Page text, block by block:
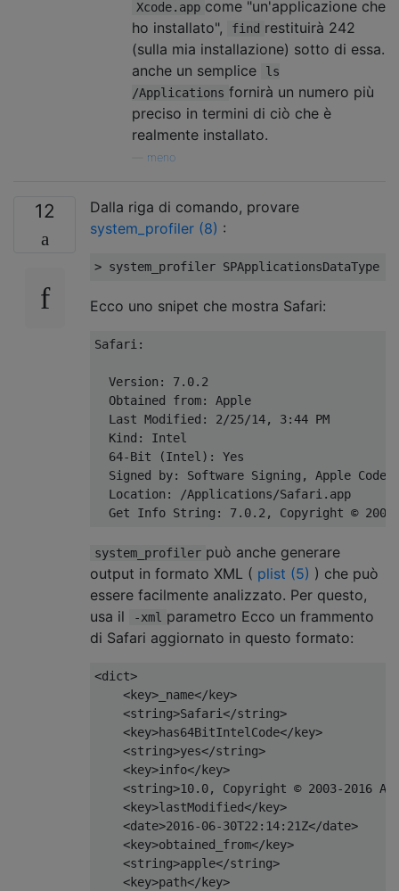
Xcode.app come "un'applicazione che
ho installato",
find restituirà 242
(sulla mia installazione) sotto di essa.
anche un semplice
ls
/Applications fornirà un numero più
preciso in termini di ciò che è
realmente installato.
meno
12
Dalla riga di comando, provare
system_profiler (8) :
Ecco uno snipet che mostra Safari:
Safari:
  Version: 7.0.2
  Obtained from: Apple
  Last Modified: 2/25/14, 3:44 PM
  Kind: Intel
  64-Bit (Intel): Yes
Signed by: Software Signing, Apple Code
  Location: /Applications/Safari.app
system_profiler può anche generare
output in formato XML ( plist (5) ) che può
essere facilmente analizzato. Per questo,
usa il
-xml parametro Ecco un frammento
di Safari aggiornato in questo formato:
<dict>
    <key>_name</key>
    <string>Safari</string>
    <key>has64BitIntelCode</key>
    <string>yes</string>
    <key>info</key>
<string>10.0, Copyright © 2003-2016
    <key>lastModified</key>
    <date>2016-06-30T22:14:21Z</date>
    <key>obtained_from</key>
    <string>apple</string>
    <key>path</key>